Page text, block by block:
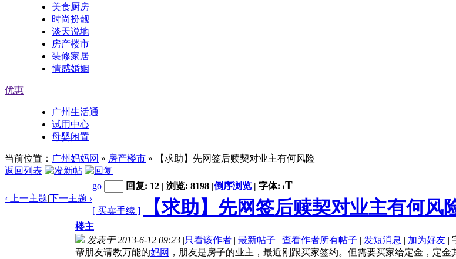
美食厨房
时尚扮靓
谈天说地
房产楼市
装修家居
情感婚姻
优惠
广州生活通
试用中心
母婴闲置
当前位置： 广州妈妈网 » 房产楼市 » 【求助】先网签后赎契对业主有何风险
返回列表
‹ 上一主题|下一主题 ›
go 回复: 12 | 浏览: 8198 |倒序浏览 | 字体: tT
[ 买卖手续 ] 【求助】先网签后赎契对业主有何风
楼主
发表于 2013-6-12 09:23 |只看该作者 | 最新帖子 | 查看作者所有帖子 | 发短消息 | 加为好友 |
帮朋友请教万能的妈网 ，朋友是房子的业主，最近刚跟买家签约。但需要买家给定金，定